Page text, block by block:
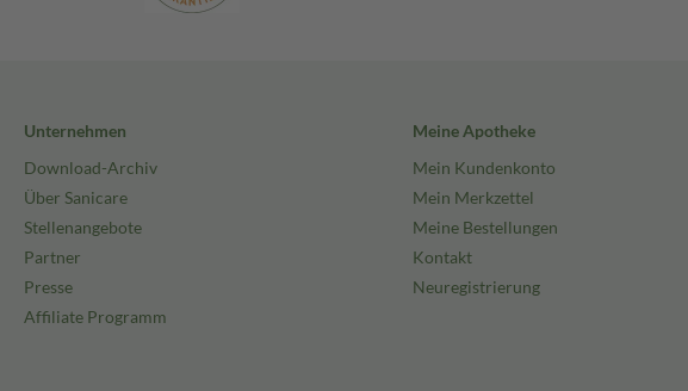
Unternehmen
Download-Archiv
Über Sanicare
Stellenangebote
Partner
Presse
Affiliate Programm
Meine Apotheke
Mein Kundenkonto
Mein Merkzettel
Meine Bestellungen
Kontakt
Neuregistrierung